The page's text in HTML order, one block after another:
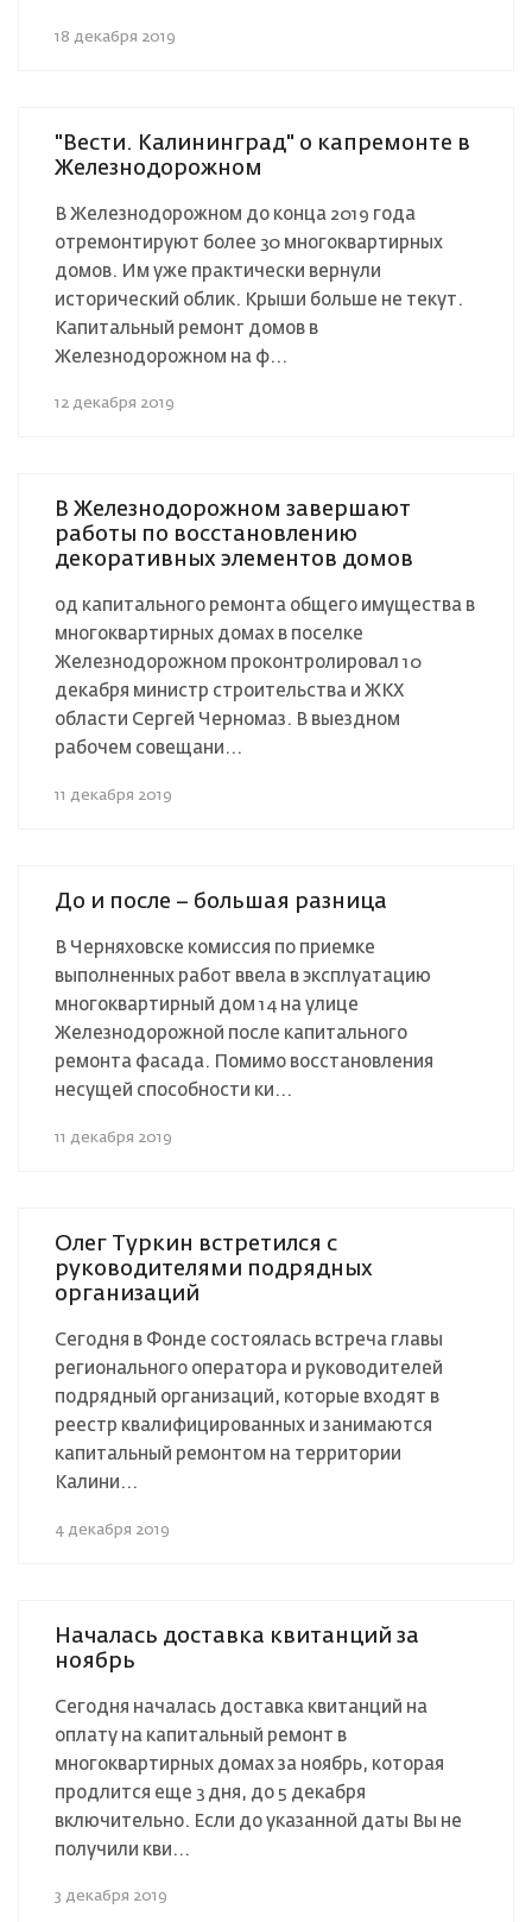
18 декабря 2019
"Вести. Калининград" о капремонте в
Железнодорожном
В Железнодорожном до конца 2019 года
отремонтируют более 30 многоквартирных
домов. Им уже практически вернули
исторический облик. Крыши больше не текут.
Капитальный ремонт домов в
Железнодорожном на ф...
12 декабря 2019
В Железнодорожном завершают
работы по восстановлению
декоративных элементов домов
од капитального ремонта общего имущества в
многоквартирных домах в поселке
Железнодорожном проконтролировал 10
декабря министр строительства и ЖКХ
области Сергей Черномаз. В выездном
рабочем совещани...
11 декабря 2019
До и после – большая разница
В Черняховске комиссия по приемке
выполненных работ ввела в эксплуатацию
многоквартирный дом 14 на улице
Железнодорожной после капитального
ремонта фасада. Помимо восстановления
несущей способности ки...
11 декабря 2019
Олег Туркин встретился с
руководителями подрядных
организаций
Сегодня в Фонде состоялась встреча главы
регионального оператора и руководителей
подрядный организаций, которые входят в
реестр квалифицированных и занимаются
капитальный ремонтом на территории
Калини...
4 декабря 2019
Началась доставка квитанций за
ноябрь
Сегодня началась доставка квитанций на
оплату на капитальный ремонт в
многоквартирных домах за ноябрь, которая
продлится еще 3 дня, до 5 декабря
включительно. Если до указанной даты Вы не
получили кви...
3 декабря 2019